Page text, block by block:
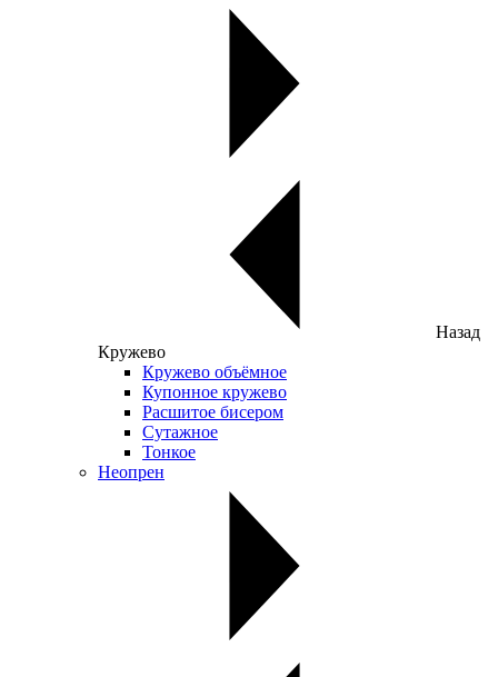
Назад
Кружево
Кружево объёмное
Купонное кружево
Расшитое бисером
Сутажное
Тонкое
Неопрен